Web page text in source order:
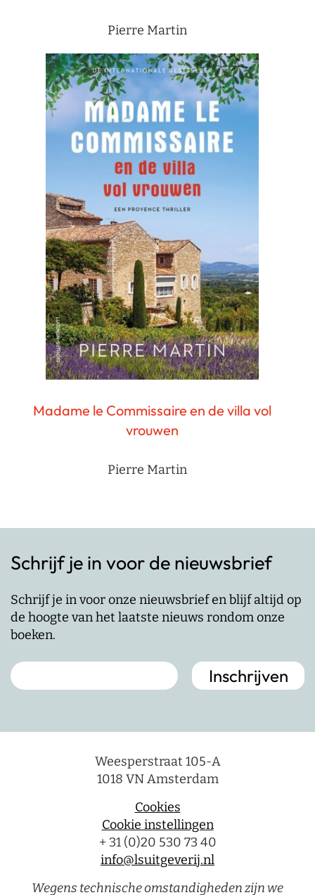
Pierre Martin
Madame le Commissaire en de villa vol
vrouwen
Pierre Martin
Schrijf je in voor de nieuwsbrief
Schrijf je in voor onze nieuwsbrief en blijf altijd op
de hoogte van het laatste nieuws rondom onze
boeken.
Weesperstraat 105-A
1018 VN Amsterdam
Cookies
Cookie instellingen
+ 31 (0)20 530 73 40
info@lsuitgeverij.nl
Wegens technische omstandigheden zijn we